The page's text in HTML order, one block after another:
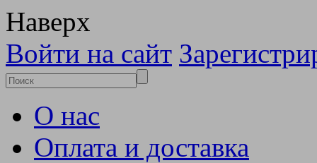
Наверх
Войти на сайт
О нас
Оплата и доставка